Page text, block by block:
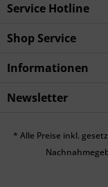
Service Hotline
Shop Service
Informationen
Newsletter
* Alle Preise inkl.